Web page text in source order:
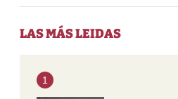
LAS MÁS LEIDAS
1